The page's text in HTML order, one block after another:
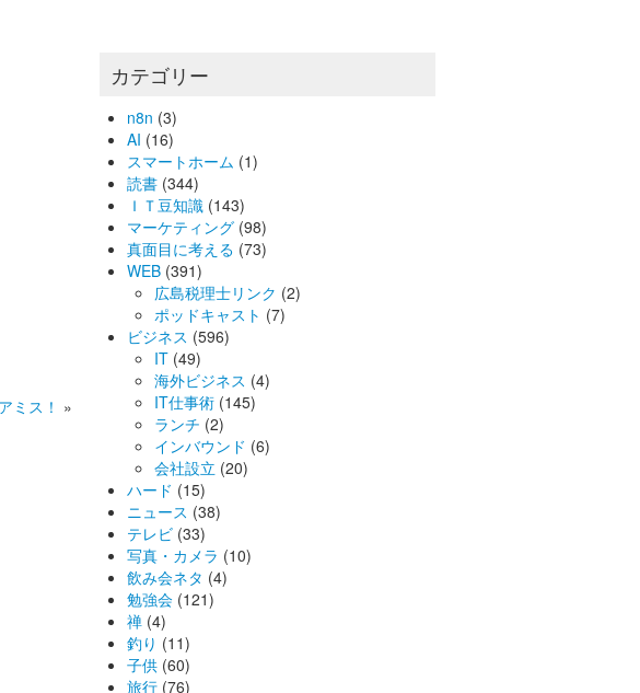
ミス！ »
カテゴリー
n8n (3)
AI (16)
スマートホーム (1)
読書 (344)
ＩＴ豆知識 (143)
マーケティング (98)
真面目に考える (73)
WEB (391)
広島税理士リンク (2)
ポッドキャスト (7)
ビジネス (596)
IT (49)
海外ビジネス (4)
IT仕事術 (145)
ランチ (2)
インバウンド (6)
会社設立 (20)
ハード (15)
ニュース (38)
テレビ (33)
写真・カメラ (10)
飲み会ネタ (4)
勉強会 (121)
禅 (4)
釣り (11)
子供 (60)
旅行 (76)